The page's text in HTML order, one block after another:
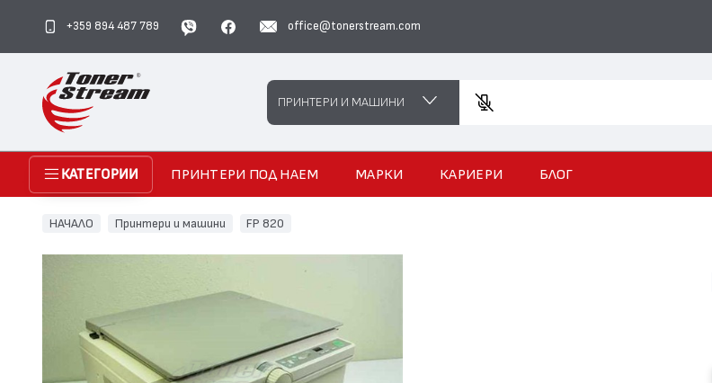
+359 894 487 789 office@tonerstream.com
Search
ПРИНТЕРИ И МАШИНИ
КАТЕГОРИИ ПРИНТЕРИ ПОД НАЕМ МАРКИ КАРИЕРИ БЛОГ
НАЧАЛО Принтери и машини FP 820